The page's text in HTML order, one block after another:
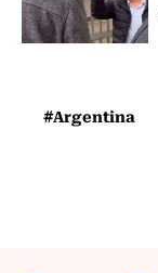
#Argentina